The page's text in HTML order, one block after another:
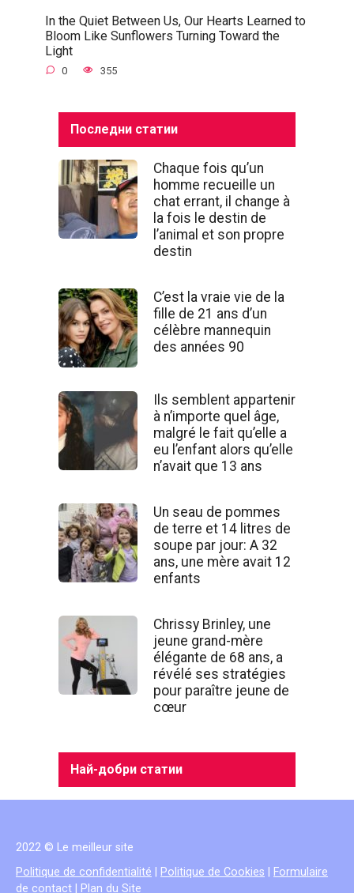
In the Quiet Between Us, Our Hearts Learned to
Bloom Like Sunflowers Turning Toward the
Light
0 355
Последни статии
Chaque fois qu’un
homme recueille un
chat errant, il change à
la fois le destin de
l’animal et son propre
destin
C’est la vraie vie de la
fille de 21 ans d’un
célèbre mannequin
des années 90
Ils semblent appartenir
à n’importe quel âge,
malgré le fait qu’elle a
eu l’enfant alors qu’elle
n’avait que 13 ans
Un seau de pommes
de terre et 14 litres de
soupe par jour: A 32
ans, une mère avait 12
enfants
Chrissy Brinley, une
jeune grand-mère
élégante de 68 ans, a
révélé ses stratégies
pour paraître jeune de
cœur
Най-добри статии
2022 © Le meilleur site
Politique de confidentialité
Politique de Cookies
Formulaire
de contact
Plan du Site